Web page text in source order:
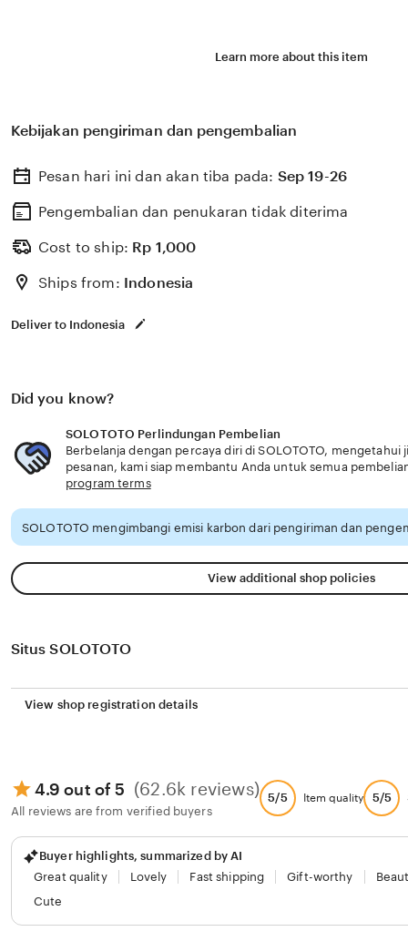
Learn more about this item
Kebijakan pengiriman dan pengembalian
Pesan hari ini dan akan tiba pada: Sep 19-26
Pengembalian dan penukaran tidak diterima
Cost to ship: Rp 1,000
Ships from: Indonesia
Deliver to Indonesia
Did you know?
SOLOTOTO Perlindungan Pembelian
Berbelanja dengan percaya diri di SOLOTOTO, mengetahui
pesanan, kami siap membantu Anda untuk semua
program terms
SOLOTOTO mengimbangi emisi karbon dari pengiriman dan
View additional shop policies
Situs SOLOTOTO
View shop registration details
4.9 out of 5 (62.6k reviews)
All reviews are from verified buyers
5/5 Item quality 5/5
Buyer highlights, summarized by AI
Great quality
Lovely Fast shipping Gift-worthy
Cute